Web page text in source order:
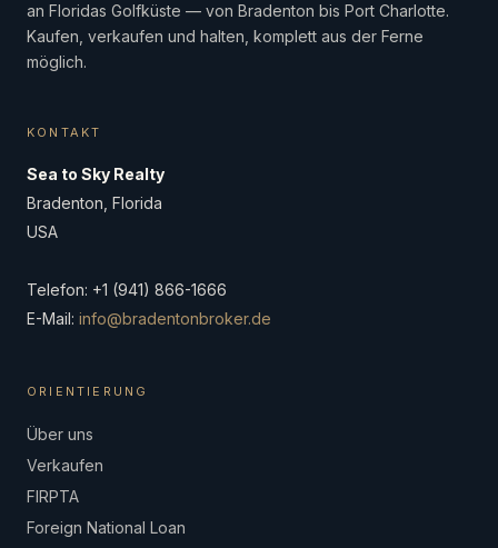
an Floridas Golfküste — von Bradenton bis Port Charlotte.
Kaufen, verkaufen und halten, komplett aus der Ferne
möglich.
KONTAKT
Sea to Sky Realty
Bradenton, Florida
USA
Telefon: +1 (941) 866-1666
E-Mail: info@bradentonbroker.de
ORIENTIERUNG
Über uns
Verkaufen
FIRPTA
Foreign National Loan